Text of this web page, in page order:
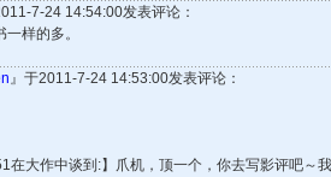
7-24 14:54:00发表评论：
样的多。
』于2011-7-24 14:53:00发表评论：
在大作中谈到:】爪机，顶一个，你去写影评吧